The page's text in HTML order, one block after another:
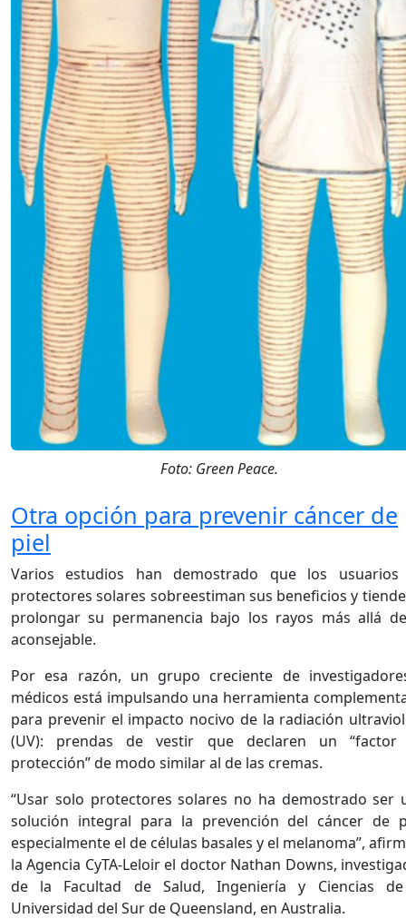
Foto: Green Peace.
Otra opción para prevenir cáncer de
piel
Varios estudios han demostrado que los usuarios
protectores solares sobreestiman sus beneficios y
prolongar su permanencia bajo los rayos más allá
aconsejable.
Por esa razón, un grupo creciente de
médicos está impulsando una herramienta
para prevenir el impacto nocivo de la radiación
(UV): prendas de vestir que declaren un “factor
protección” de modo similar al de las cremas.
“Usar solo protectores solares no ha demostrado ser
solución integral para la prevención del cáncer de
especialmente el de células basales y el melanoma”,
la Agencia CyTA-Leloir el doctor Nathan Downs,
de la Facultad de Salud, Ingeniería y Ciencias
Universidad del Sur de Queensland, en Australia.